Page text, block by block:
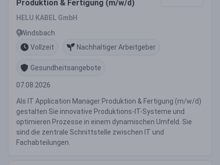
Produktion & Fertigung (m/w/d)
HELU KABEL GmbH
Windsbach
Vollzeit
Nachhaltiger Arbeitgeber
Gesundheitsangebote
07.08.2026
Als IT Application Manager Produktion & Fertigung (m/w/d)
gestalten Sie innovative Produktions-IT-Systeme und
optimieren Prozesse in einem dynamischen Umfeld. Sie
sind die zentrale Schnittstelle zwischen IT und
Fachabteilungen.